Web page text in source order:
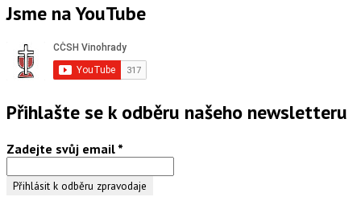
Jsme na YouTube
Přihlašte se k odběru našeho newsletteru
Zadejte svůj email *